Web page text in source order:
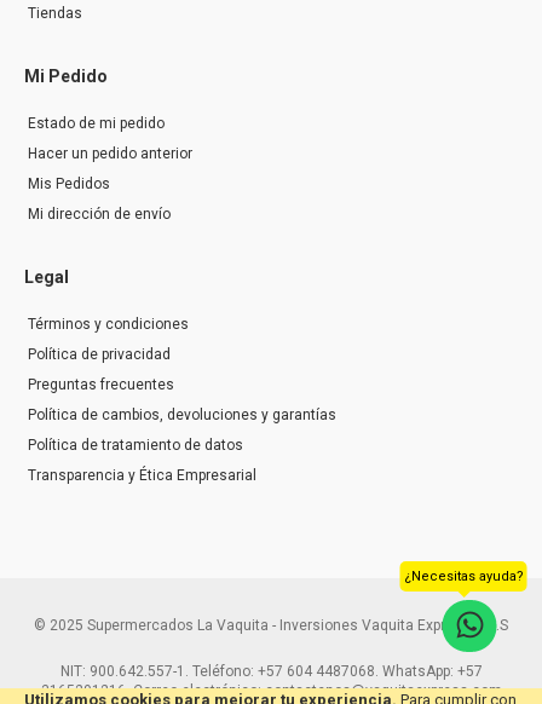
Utilizamos cookies para mejorar tu experiencia. Para cumplir con
Tiendas
Mi Pedido
Estado de mi pedido
Hacer un pedido anterior
Mis Pedidos
Mi dirección de envío
Legal
Términos y condiciones
Política de privacidad
Preguntas frecuentes
Política de cambios, devoluciones y garantías
Política de tratamiento de datos
Transparencia y Ética Empresarial
© 2025 Supermercados La Vaquita - Inversiones Vaquita Express S.A.S
NIT: 900.642.557-1. Teléfono: +57 604 4487068. WhatsApp: +57
3165291216. Correo electrónico: contactenos@vaquitaexpress.com
¿Necesitas ayuda?